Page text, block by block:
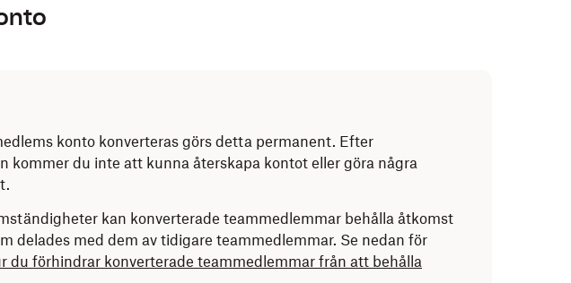
konto konverteras görs detta permanent. Efter
kommer du inte att kunna återskapa kontot eller göra några
kan konverterade teammedlemmar behålla åtkomst
delades med dem av tidigare teammedlemmar. Se nedan för
du förhindrar konverterade teammedlemmar från att behålla